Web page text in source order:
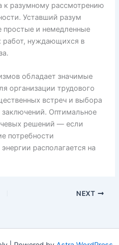
к разумному рассмотрению
Уставший разум
простые и немедленные
работ, нуждающихся в
обладает значимые
организации трудового
встреч и выбора
Оптимальное
решений — если
потребности
располагается на
NEXT